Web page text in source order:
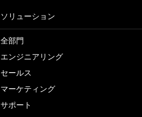
ソリューション
全部門
エンジニアリング
セールス
マーケティング
サポート